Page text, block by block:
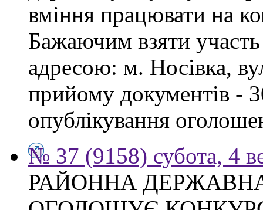
вміння працювати на
Бажаючим взяти участь
адресою: м. Носівка,
прийому документів -
опублікування
№ 37 (9158) субота, 4
РАЙОННА